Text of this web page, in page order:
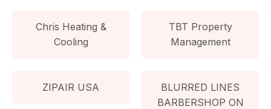
Chris Heating &
Cooling
TBT Property
Management
ZIPAIR USA
BLURRED LINES
BARBERSHOP ON